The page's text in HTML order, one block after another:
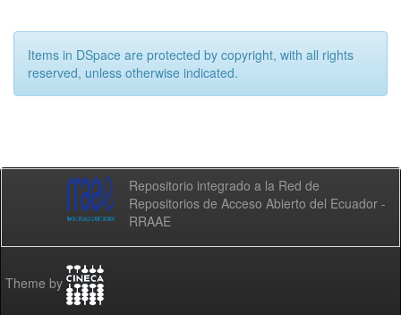
Items in DSpace are protected by copyright, with all rights
reserved, unless otherwise indicated.
Repositorio integrado a la Red de
Repositorios de Acceso Abierto del Ecuador -
RRAAE
Theme by